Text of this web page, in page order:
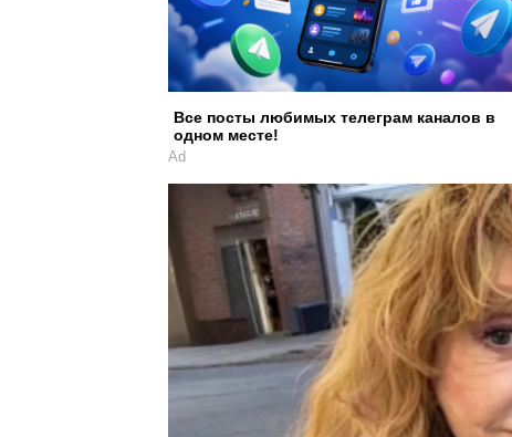
Все посты любимых телеграм каналов в
одном месте!
Ad